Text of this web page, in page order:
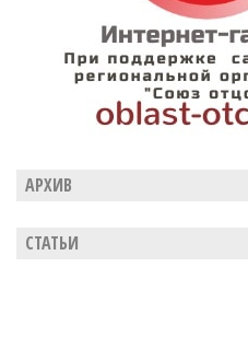
АРХИВ
СТАТЬИ